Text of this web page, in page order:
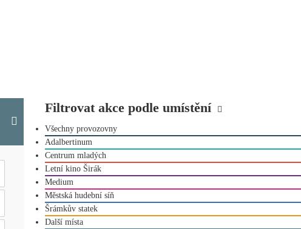
Filtrovat akce podle umístění
Všechny provozovny
Adalbertinum
Centrum mladých
Letní kino Širák
Medium
Městská hudební síň
Šrámkův statek
Další místa